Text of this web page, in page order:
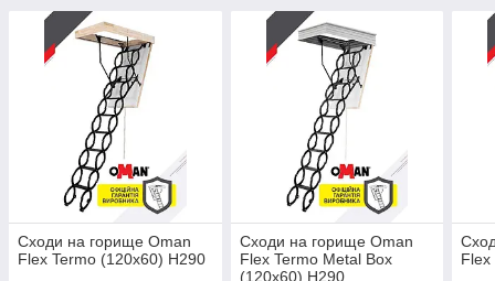
Сходи на горище Oman
Flex Termo (120x60) H290
Сходи на горище Oman
Flex Termo Metal Box
(120x60) H290
Flex